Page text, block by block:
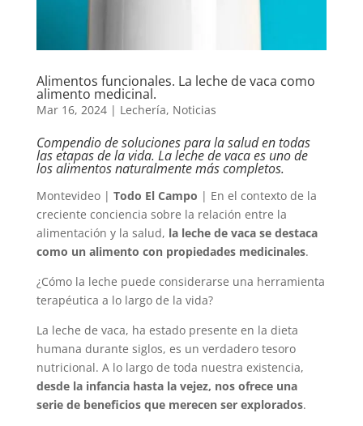
Alimentos funcionales. La leche de vaca como
alimento medicinal.
Mar 16, 2024| Lechería, Noticias
Compendio de soluciones para la salud en todas
las etapas de la vida. La leche de vaca es uno de
los alimentos naturalmente más completos.
Montevideo | Todo El Campo | En el contexto de la
creciente conciencia sobre la relación entre la
alimentación y la salud, la leche de vaca se destaca
como un alimento con propiedades medicinales.
¿Cómo la leche puede considerarse una herramienta
terapéutica a lo largo de la vida?
La leche de vaca, ha estado presente en la dieta
humana durante siglos, es un verdadero tesoro
nutricional. A lo largo de toda nuestra existencia,
desde la infancia hasta la vejez, nos ofrece una
serie de beneficios que merecen ser explorados.